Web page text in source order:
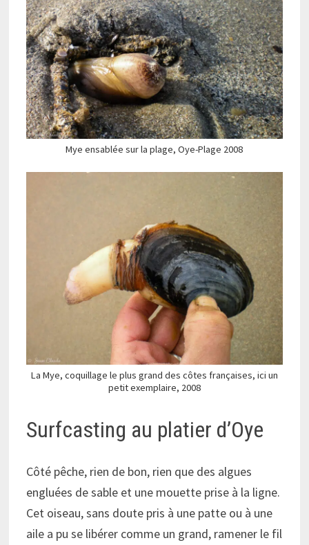
Mye ensablée sur la plage, Oye-Plage 2008
La Mye, coquillage le plus grand des côtes françaises, ici un
petit exemplaire, 2008
Surfcasting au platier d’Oye
Côté pêche, rien de bon, rien que des algues
engluées de sable et une mouette prise à la ligne.
Cet oiseau, sans doute pris à une patte ou à une
aile a pu se libérer comme un grand, ramener le fil